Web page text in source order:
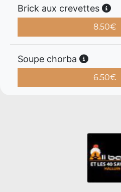
Brick aux crevettes
8.50€
Soupe chorba
6.50€